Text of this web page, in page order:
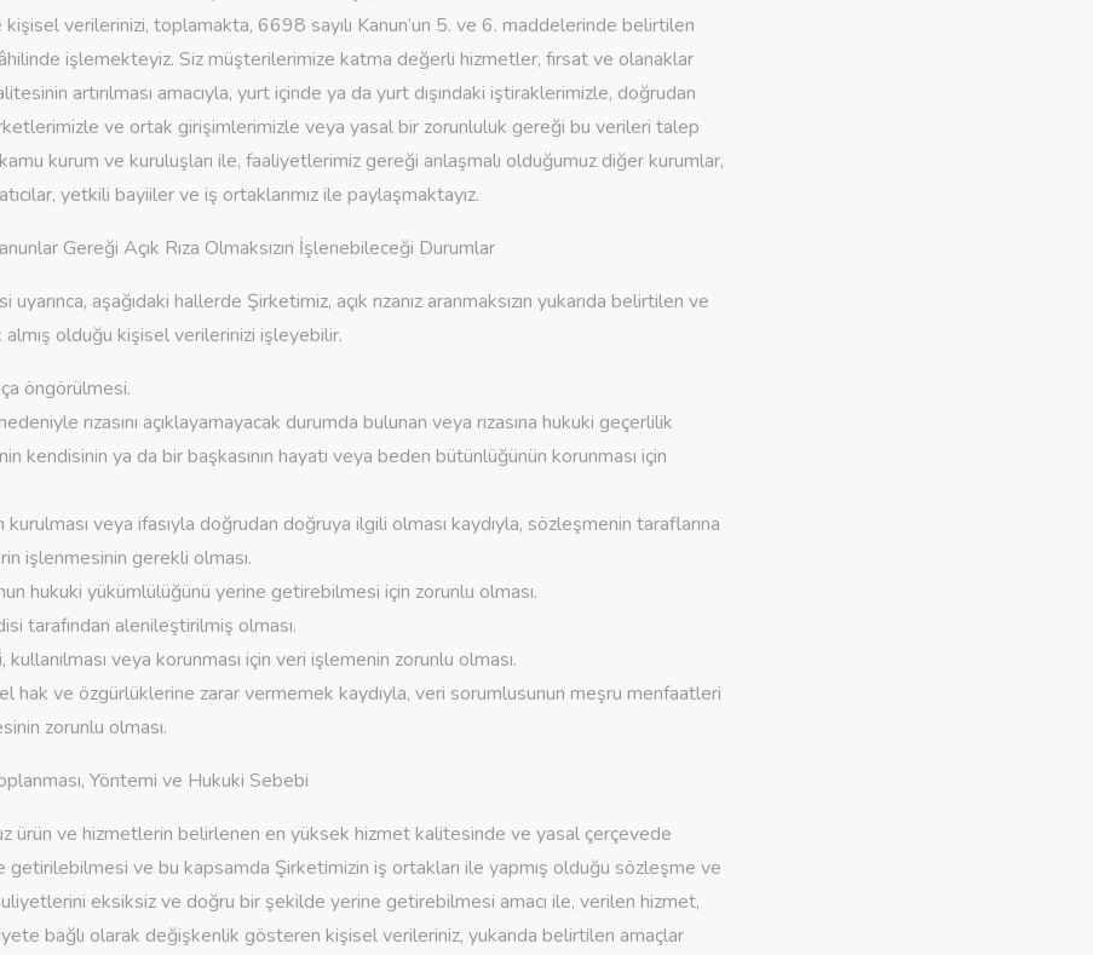
kişisel verilerinizi, toplamakta, 6698 sayılı Kanun’un 5. ve 6. maddelerinde belirtilen
işlemekteyiz. Siz müşterilerimize katma değerli hizmetler, fırsat ve olanaklar
artırılması amacıyla, yurt içinde ya da yurt dışındaki iştiraklerimizle, doğrudan
ve ortak girişimlerimizle veya yasal bir zorunluluk gereği bu verileri talep
kurum ve kuruluşları ile, faaliyetlerimiz gereği anlaşmalı olduğumuz diğer kurumlar,
yetkili bayiiler ve iş ortaklarımız ile paylaşmaktayız.
Gereği Açık Rıza Olmaksızın İşlenebileceği Durumlar
uyarınca, aşağıdaki hallerde Şirketimiz, açık rızanız aranmaksızın yukarıda belirtilen ve
olduğu kişisel verilerinizi işleyebilir.
öngörülmesi.
rızasını açıklayamayacak durumda bulunan veya rızasına hukuki geçerlilik
kendisinin ya da bir başkasının hayatı veya beden bütünlüğünün korunması için
veya ifasıyla doğrudan doğruya ilgili olması kaydıyla, sözleşmenin taraflarına
işlenmesinin gerekli olması.
hukuki yükümlülüğünü yerine getirebilmesi için zorunlu olması.
tarafından alenileştirilmiş olması.
kullanılması veya korunması için veri işlemenin zorunlu olması.
hak ve özgürlüklerine zarar vermemek kaydıyla, veri sorumlusunun meşru menfaatleri
zorunlu olması.
Yöntemi ve Hukuki Sebebi
ürün ve hizmetlerin belirlenen en yüksek hizmet kalitesinde ve yasal çerçevede
getirilebilmesi ve bu kapsamda Şirketimizin iş ortakları ile yapmış olduğu sözleşme ve
eksiksiz ve doğru bir şekilde yerine getirebilmesi amacı ile, verilen hizmet,
bağlı olarak değişkenlik gösteren kişisel verileriniz, yukarıda belirtilen amaçlar